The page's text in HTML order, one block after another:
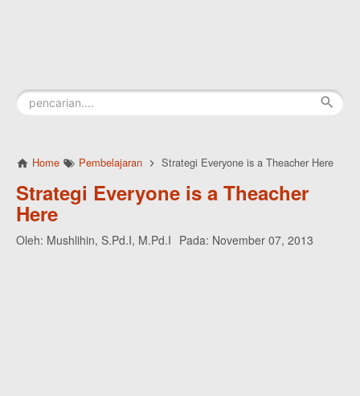
Home Pembelajaran Strategi Everyone is a Theacher Here
Strategi Everyone is a Theacher
Here
Oleh: Mushlihin, S.Pd.I, M.Pd.I Pada: November 07, 2013